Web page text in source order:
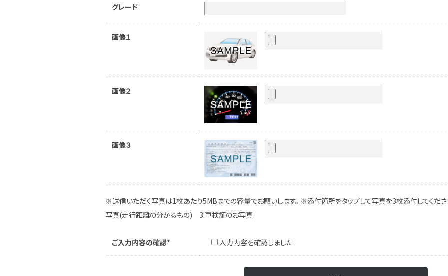
グレード
画像１
画像２
画像３
※送信いただく写真は1枚あたり5MBまでの容量でお願いします。 ※添付箇所をタップして写真を3枚添付してくだ
写真(走行距離の分かるもの) 3:車検証のお写真
ご入力内容の確認* 入力内容を確認しました